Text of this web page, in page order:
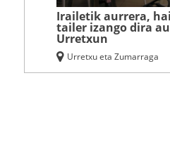
Irailetik aurrera,
tailer izango dira
Urretxun
Urretxu eta Zumarraga